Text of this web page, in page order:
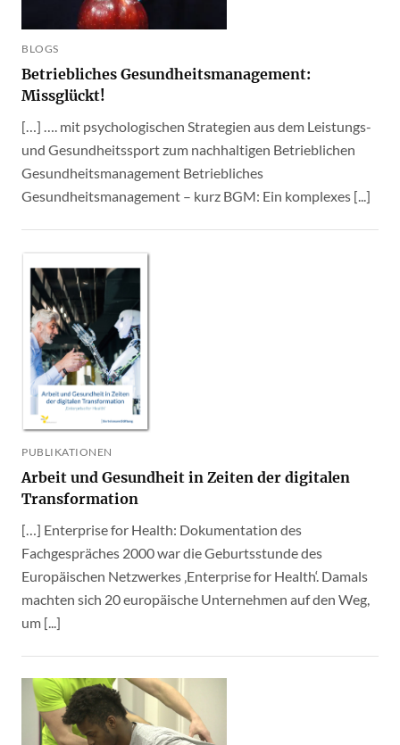
BLOGS
Betriebliches Gesundheitsmanagement:
Missglückt!
[…] …. mit psychologischen Strategien aus dem Leistungs-
und Gesundheitssport zum nachhaltigen Betrieblichen
Gesundheitsmanagement Betriebliches
Gesundheitsmanagement – kurz BGM: Ein komplexes [...]
PUBLIKATIONEN
Arbeit und Gesundheit in Zeiten der digitalen
Transformation
[…] Enterprise for Health: Dokumentation des
Fachgespräches 2000 war die Geburtsstunde des
Europäischen Netzwerkes ‚Enterprise for Health‘. Damals
machten sich 20 europäische Unternehmen auf den Weg,
um [...]